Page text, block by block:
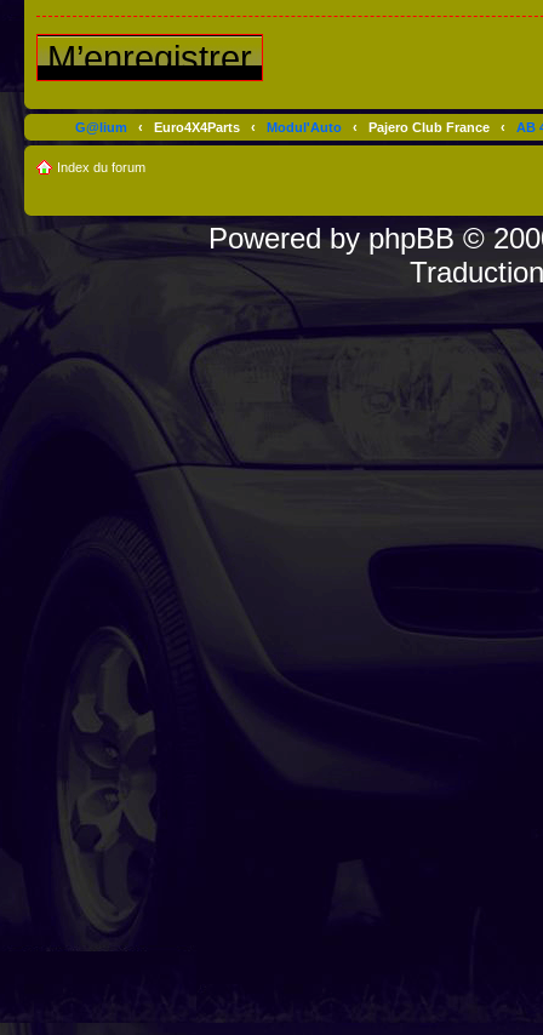
M’enregistrer
G@lium ‹ Euro4X4Parts ‹ Modul'Auto ‹ Pajero Club France ‹ AB
Index du forum
Powered byphpBB©